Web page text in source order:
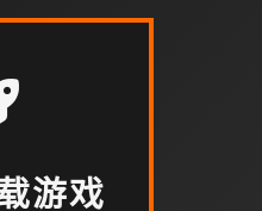
游戏